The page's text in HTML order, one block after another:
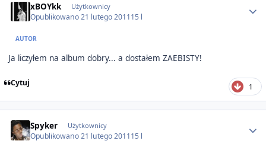
xBOYkk Użytkownicy
Opublikowano21 lutego 201115 l
AUTOR
Ja liczyłem na album dobry... a dostałem ZAEBISTY!
Cytuj 1
Spyker Użytkownicy
Opublikowano21 lutego 201115 l